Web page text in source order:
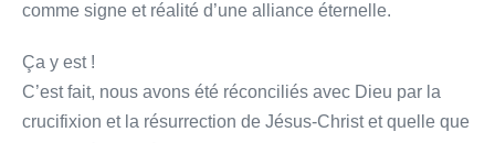
comme signe et réalité d’une alliance éternelle.
Ça y est !
C’est fait, nous avons été réconciliés avec Dieu par la
crucifixion et la résurrection de Jésus-Christ et quelle que